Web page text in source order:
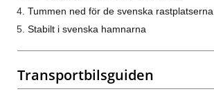
Tummen ned för de svenska rastplatserna
Stabilt i svenska hamnarna
Transportbilsguiden